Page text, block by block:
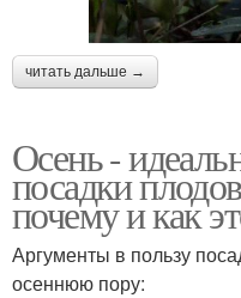
читать дальше →
Осень -
посадки
почему и как
Аргументы в пользу
осеннюю пору: